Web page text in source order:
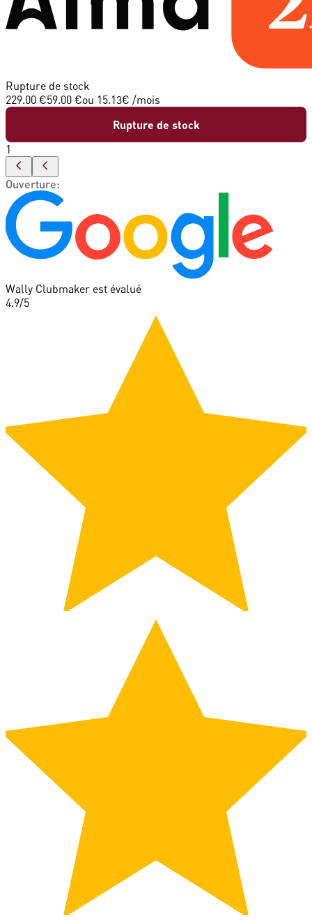
Rupture de stock
229.00 €59.00 €ou 15.13€ /mois
Rupture de stock
1
Ouverture:
Wally Clubmaker est évalué
4.9/5